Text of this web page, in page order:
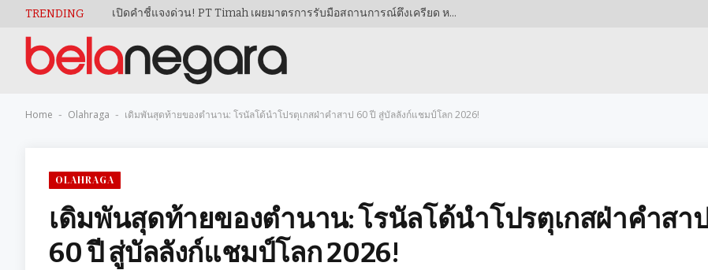
TRENDING เปิดคำชี้แจงด่วน! PT Timah เผยมาตรการรับมือสถานการณ์ตึงเครียด หลังเหตุวุ่นวายในเบลิตุงตะวันออก
Home - Olahraga - เดิมพันสุดท้ายของตำนาน: โรนัลโด้นำโปรตุเกสฝ่าคำสาป 60 ปี สู่บัลลังก์แชมป์โลก 2026!
OLAHRAGA
เดิมพันสุดท้ายของตำนาน: โรนัลโด้นำโปรตุเกสฝ่าคำสาป
60 ปี สู่บัลลังก์แชมป์โลก 2026!